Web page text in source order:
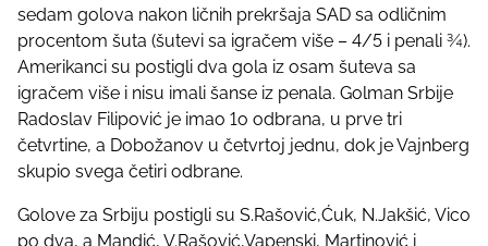
sedam golova nakon ličnih prekršaja SAD sa odličnim
procentom šuta (šutevi sa igračem više – 4/5 i penali ¾).
Amerikanci su postigli dva gola iz osam šuteva sa
igračem više i nisu imali šanse iz penala. Golman Srbije
Radoslav Filipović je imao 1o odbrana, u prve tri
četvrtine, a Dobožanov u četvrtoj jednu, dok je Vajnberg
skupio svega četiri odbrane.
Golove za Srbiju postigli su S.Rašović,Ćuk, N.Jakšić, Vico
po dva, a Mandić, V.Rašović,Vapenski, Martinović i